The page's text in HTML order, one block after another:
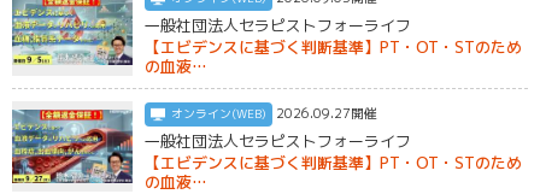
一般社団法人セラピストフォーライフ
【エビデンスに基づく判断基準】PT・OT・STのため
の血液…
オンライン(WEB) 2026.09.27開催
一般社団法人セラピストフォーライフ
【エビデンスに基づく判断基準】PT・OT・STのため
の血液…